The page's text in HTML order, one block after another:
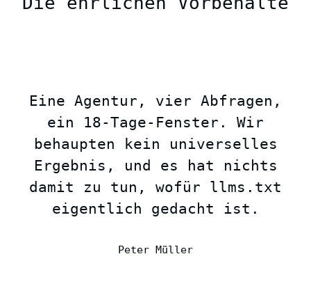
Eine Agentur, vier Abfragen,
ein 18-Tage-Fenster. Wir
behaupten kein universelles
Ergebnis, und es hat nichts
damit zu tun, wofür llms.txt
eigentlich gedacht ist.
Peter Müller